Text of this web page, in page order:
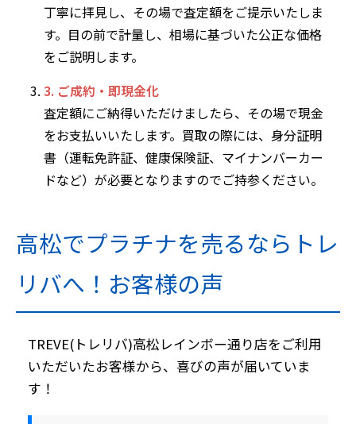
丁寧に拝見し、その場で査定額をご提示いたしま
す。目の前で計量し、相場に基づいた公正な価格
をご説明します。
3. ご成約・即現金化
査定額にご納得いただけましたら、その場で現金
をお支払いいたします。買取の際には、身分証明
書（運転免許証、健康保険証、マイナンバーカー
ドなど）が必要となりますのでご持参ください。
高松でプラチナを売るならトレ
リバへ！お客様の声
TREVE(トレリバ)高松レインボー通り店をご利用
いただいたお客様から、喜びの声が届いていま
す！